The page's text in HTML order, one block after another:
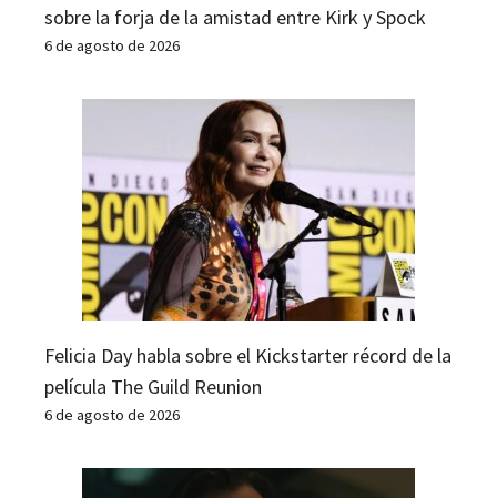
sobre la forja de la amistad entre Kirk y Spock
6 de agosto de 2026
Felicia Day habla sobre el Kickstarter récord de la
película The Guild Reunion
6 de agosto de 2026